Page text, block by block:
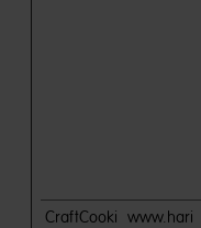
CraftCooki www.hari